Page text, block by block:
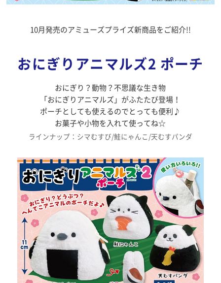
10月発売のアミューズプライズ新商品をご紹介!!
おにぎりアニマルズ2 ポーチ
おにぎり？動物？不思議な生き物
「おにぎりアニマルズ」がふたたび登場！
ポーチとしても使えるのでとっても便利♪
お菓子や小物を入れて使ってね☆
ラインナップ：シマむすび/鮭にゃんこ/天むすパンダ